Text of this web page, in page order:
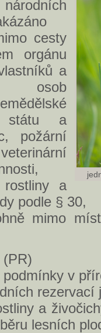
cesty
orgánu
a
osob
státu a
požární
a
podle § 30,
mimo
v
rezervací
a
lesních